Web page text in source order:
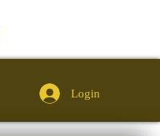
Login